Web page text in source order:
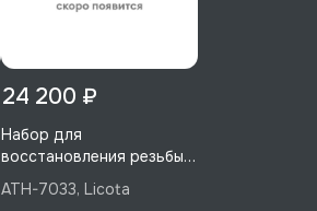
24 200 ₽
Набор для
восстановления резьбы
M5,6,8,10,12 82пр., Licota,
ATH-7033
ATH-7033, Licota